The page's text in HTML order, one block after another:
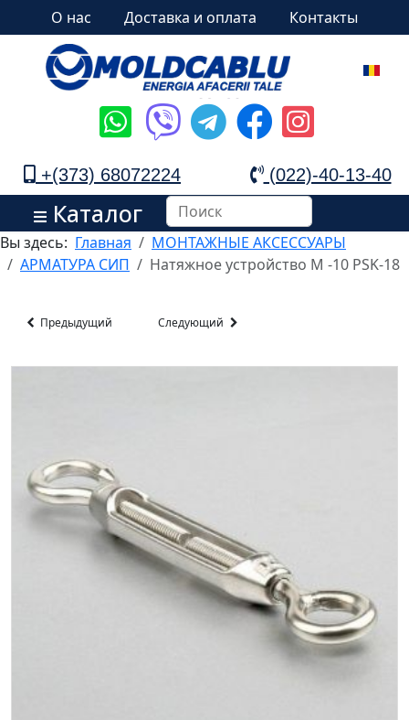
О нас Доставка и оплата Контакты
+(373) 68072224 (022)-40-13-40
Каталог
Вы здесь: Главная
МОНТАЖНЫЕ АКСЕССУАРЫ
АРМАТУРА СИП
Натяжное устройство M -10 PSK-18
Предыдущий Следующий